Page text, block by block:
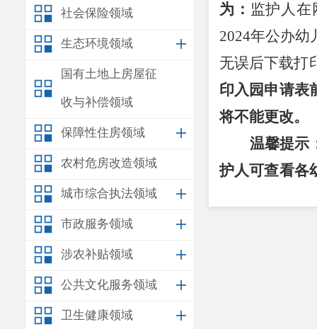
社会保险领域
生态环境领域
国有土地上房屋征
收与补偿领域
保障性住房领域
农村危房改造领域
城市综合执法领域
市政服务领域
涉农补贴领域
公共文化服务领域
卫生健康领域
为： 监护人
2024年公办幼
无误后下载打
印入园申请表
将不能更改。
温馨提示
护人可查看各